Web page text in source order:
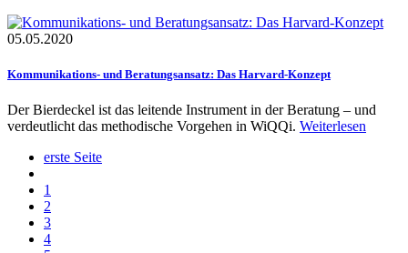
05.05.2020
Kommunikations- und Beratungsansatz: Das Harvard-Konzept
Der Bierdeckel ist das leitende Instrument in der Beratung – und
verdeutlicht das methodische Vorgehen in WiQQi. Weiterlesen
erste Seite
1
2
3
4